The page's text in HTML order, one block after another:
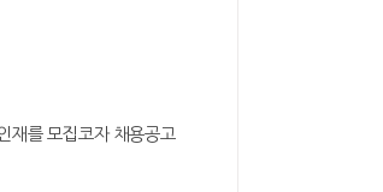
재를 모집코자 채용공고